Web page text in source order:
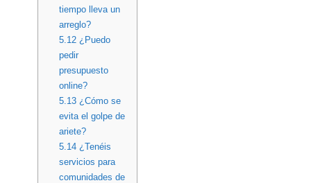
tiempo lleva un
arreglo?
5.12¿Puedo
pedir
presupuesto
online?
5.13¿Cómo se
evita el golpe de
ariete?
5.14¿Tenéis
servicios para
comunidades de